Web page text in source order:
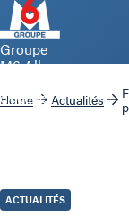
Groupe
M6 Aller
d’accueil
Home Actualités
ACTUALITÉS